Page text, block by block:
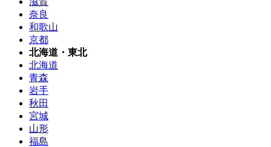
奈良
和歌山
京都
北海道・東北
北海道
青森
岩手
秋田
宮城
山形
福島